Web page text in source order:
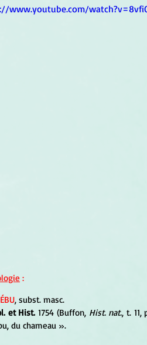
www.youtube.com/
:
, subst. masc.
et Hist. 1754 (Buffon, Hist. nat., t.
du chameau ».